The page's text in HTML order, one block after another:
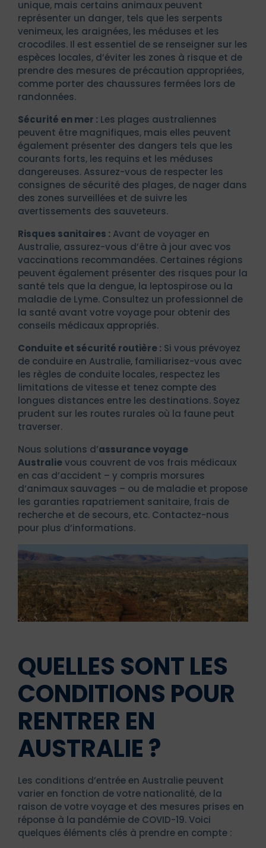
unique, mais certains animaux peuvent
représenter un danger, tels que les serpents
venimeux, les araignées, les méduses et les
crocodiles. Il est essentiel de se renseigner sur les
espèces locales, d’éviter les zones à risque et de
prendre des mesures de précaution appropriées,
comme porter des chaussures fermées lors de
randonnées.
Sécurité en mer : Les plages australiennes
peuvent être magnifiques, mais elles peuvent
également présenter des dangers tels que les
courants forts, les requins et les méduses
dangereuses. Assurez-vous de respecter les
consignes de sécurité des plages, de nager dans
des zones surveillées et de suivre les
avertissements des sauveteurs.
Risques sanitaires : Avant de voyager en
Australie, assurez-vous d’être à jour avec vos
vaccinations recommandées. Certaines régions
peuvent également présenter des risques pour la
santé tels que la dengue, la leptospirose ou la
maladie de Lyme. Consultez un professionnel de
la santé avant votre voyage pour obtenir des
conseils médicaux appropriés.
Conduite et sécurité routière : Si vous prévoyez
de conduire en Australie, familiarisez-vous avec
les règles de conduite locales, respectez les
limitations de vitesse et tenez compte des
longues distances entre les destinations. Soyez
prudent sur les routes rurales où la faune peut
traverser.
Nous solutions d’assurance voyage
Australievous couvrent de vos frais médicaux
en cas d’accident – y compris morsures
d’animaux sauvages – ou de maladie et propose
les garanties rapatriement sanitaire, frais de
recherche et de secours, etc. Contactez-nous
pour plus d’informations.
QUELLES SONT LES
CONDITIONS POUR
RENTRER EN
AUSTRALIE ?
Les conditions d’entrée en Australie peuvent
varier en fonction de votre nationalité, de la
raison de votre voyage et des mesures prises en
réponse à la pandémie de COVID-19. Voici
quelques éléments clés à prendre en compte :